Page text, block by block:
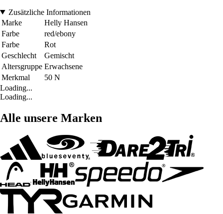
Zusätzliche Informationen
Marke
Helly Hansen
Farbe
red/ebony
Farbe
Rot
Geschlecht
Gemischt
Altersgruppe Erwachsene
Merkmal
50 N
Loading...
Loading...
Alle unsere Marken